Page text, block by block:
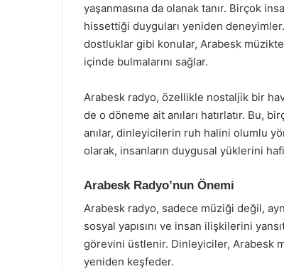
yaşanmasına da olanak tanır. Birçok
hissettiği duyguları yeniden
dostluklar gibi konular, Arabesk
içinde bulmalarını sağlar.
Arabesk radyo, özellikle nostaljik bir
de o döneme ait anıları hatırlatır. Bu,
anılar, dinleyicilerin ruh halini olumlu
olarak, insanların duygusal yüklerini
Arabesk Radyo’nun Önemi
Arabesk radyo, sadece müziği değil,
sosyal yapısını ve insan ilişkilerini
görevini üstlenir. Dinleyiciler, Arabesk
yeniden keşfeder.